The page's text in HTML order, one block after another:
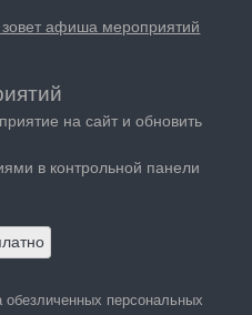
афиша мероприятий
на сайт и обновить
в контрольной панели
персональных